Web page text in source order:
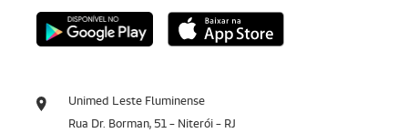
Unimed Leste Fluminense
Rua Dr. Borman, 51 - Niterói - RJ